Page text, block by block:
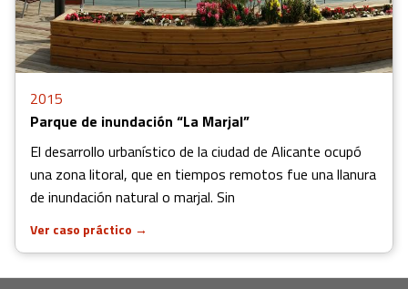
2015
Parque de inundación “La Marjal”
El desarrollo urbanístico de la ciudad de Alicante ocupó
una zona litoral, que en tiempos remotos fue una llanura
de inundación natural o marjal. Sin
Ver caso práctico →